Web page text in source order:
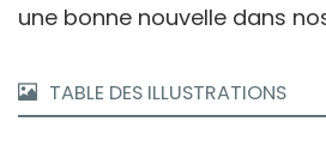
une bonne nouvelle dans
TABLE DES ILLUSTRATIONS